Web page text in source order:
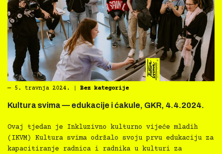
― 5. travnja 2024. Bez kategorije
Kultura svima — edukacije i ćakule, GKR, 4.4.2024.
Ovaj tjedan je Inkluzivno kulturno vijeće mladih
(IKVM) Kultura svima održalo svoju prvu edukaciju za
kapacitiranje radnica i radnika u kulturi za